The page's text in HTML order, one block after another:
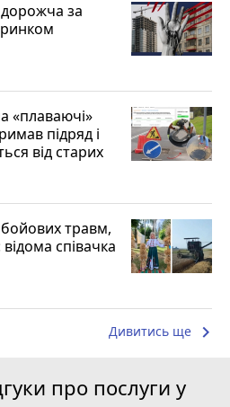
за
«плаваючі»
підряд і
від старих
травм,
співачка
Дивитись ще keyboard_arrow_right
про послуги у